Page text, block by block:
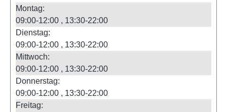
Montag:
09:00-12:00
13:30-22:00
Dienstag:
09:00-12:00
13:30-22:00
Mittwoch:
09:00-12:00
13:30-22:00
Donnerstag:
09:00-12:00
13:30-22:00
Freitag: